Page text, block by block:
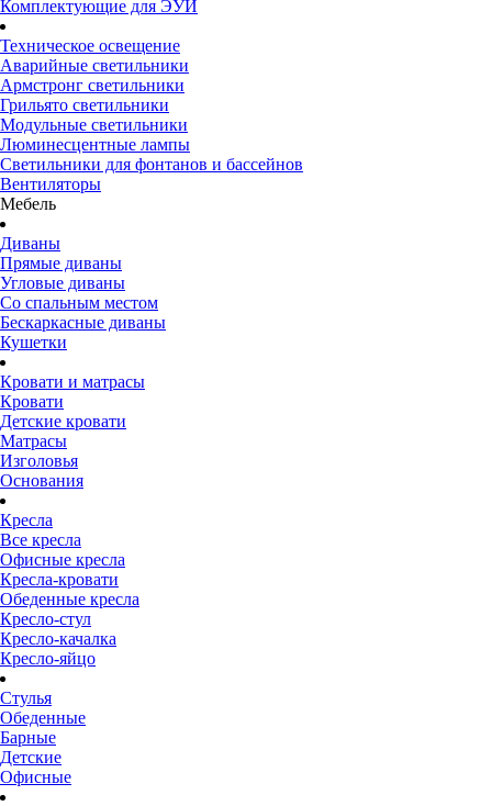
Комплектующие для ЭУИ
Техническое освещение
Аварийные светильники
Армстронг светильники
Грильято светильники
Модульные светильники
Люминесцентные лампы
Светильники для фонтанов и бассейнов
Вентиляторы
Мебель
Диваны
Прямые диваны
Угловые диваны
Со спальным местом
Бескаркасные диваны
Кушетки
Кровати и матрасы
Кровати
Детские кровати
Матрасы
Изголовья
Основания
Кресла
Все кресла
Офисные кресла
Кресла-кровати
Обеденные кресла
Кресло-стул
Кресло-качалка
Кресло-яйцо
Стулья
Обеденные
Барные
Детские
Офисные